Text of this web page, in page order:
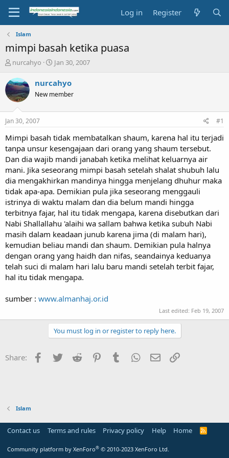
Log in Register
Islam
mimpi basah ketika puasa
T
r
e
a
t
a
t
e
r
nurcahyo
S
a
t
e
Jan 30, 2007
nurcahyo
New member
Jan 30, 2007 #1
Mimpi basah tidak membatalkan shaum, karena hal itu terjadi
tanpa unsur kesengajaan dari orang yang shaum tersebut.
Dan dia wajib mandi janabah ketika melihat keluarnya air
mani. Jika seseorang mimpi basah setelah shalat shubuh lalu
dia mengakhirkan mandinya hingga menjelang dhuhur maka
tidak apa-apa. Demikian pula jika seseorang menggauli
istrinya di waktu malam dan dia belum mandi hingga
terbitnya fajar, hal itu tidak mengapa, karena disebutkan dari
Nabi Shallallahu 'alaihi wa sallam bahwa ketika subuh Nabi
masih dalam keadaan junub karena jima (di malam hari),
kemudian beliau mandi dan shaum. Demikian pula halnya
dengan orang yang haidh dan nifas, seandainya keduanya
telah suci di malam hari lalu baru mandi setelah terbit fajar,
hal itu tidak mengapa.
sumber : www.almanhaj.or.id
Last edited: Feb 19, 2007
You must log in or register to reply here.
Share: Facebook
Twitter Reddit PinterestTumblr WhatsApp
Email
Islam
Contact us Terms and rules Privacy policy Help Home
R
Community platform by XenForo® © 2010-2023 XenForo Ltd.